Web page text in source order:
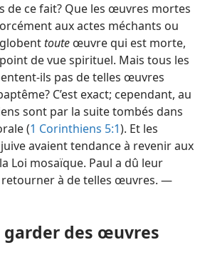
de ce fait? Que les œuvres mortes
aux actes méchants ou
touteœuvre qui est morte,
de vue spirituel. Mais tous les
​ils pas de telles œuvres
C’est exact; cependant, au
sont par la suite tombés dans
(1 Corinthiens 5:1). Et les
avaient tendance à revenir aux
Loi mosaïque. Paul a dû leur
retourner à de telles œuvres. —
garder des œuvres